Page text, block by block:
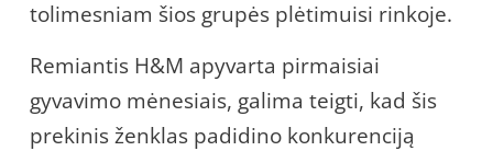
tolimesniam šios grupės plėtimuisi rinkoje.
Remiantis H&M apyvarta pirmaisiai
gyvavimo mėnesiais, galima teigti, kad šis
prekinis ženklas padidino konkurenciją